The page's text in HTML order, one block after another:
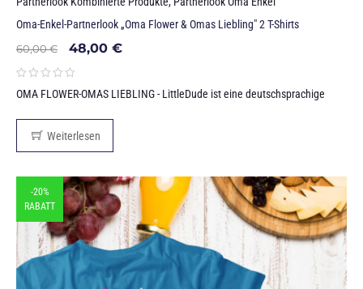
Oma-Enkel-Partnerlook „Oma Flower & Omas Liebling" 2 T-Shirts
60,00€ 48,00 €
OMA FLOWER-OMAS LIEBLING - LittleDude ist eine deutschsprachige
Weiterlesen
-20%
RABATT